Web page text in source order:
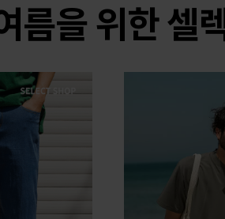
름을 위한 셀